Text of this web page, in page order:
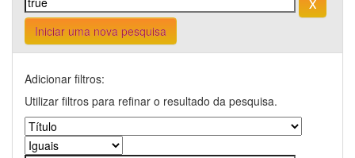
Iniciar uma nova pesquisa
Adicionar filtros:
Utilizar filtros para refinar o resultado da pesquisa.